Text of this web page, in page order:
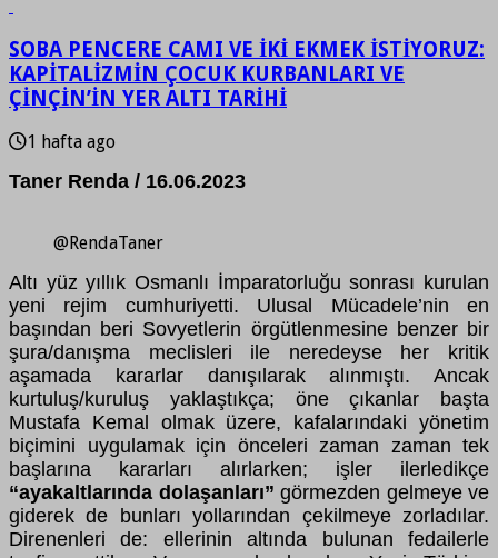
SOBA PENCERE CAMI VE İKİ EKMEK İSTİYORUZ:
KAPİTALİZMİN ÇOCUK KURBANLARI VE
ÇİNÇİN’İN YER ALTI TARİHİ
1 hafta ago
Taner Renda / 16.06.2023
@RendaTaner
Altı yüz yıllık Osmanlı İmparatorluğu sonrası kurulan
yeni rejim cumhuriyetti. Ulusal Mücadele’nin en
başından beri Sovyetlerin örgütlenmesine benzer bir
şura/danışma meclisleri ile neredeyse her kritik
aşamada kararlar danışılarak alınmıştı. Ancak
kurtuluş/kuruluş yaklaştıkça; öne çıkanlar başta
Mustafa Kemal olmak üzere, kafalarındaki yönetim
biçimini uygulamak için önceleri zaman zaman tek
başlarına kararları alırlarken; işler ilerledikçe
“ayakaltlarında dolaşanları” görmezden gelmeye ve
giderek de bunları yollarından çekilmeye zorladılar.
Direnenleri de: ellerinin altında bulunan fedailerle